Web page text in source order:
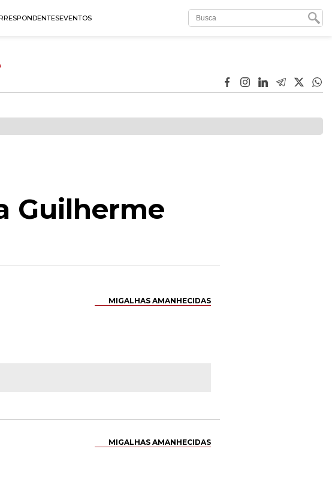
EVENTOS
Guilherme
MIGALHAS AMANHECIDAS
MIGALHAS AMANHECIDAS